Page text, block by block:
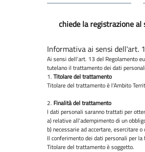
chiede la registrazione al
Informativa ai sensi dell'art.
Ai sensi dell'art. 13 del Regolamento
tutelano il trattamento dei dati
1. Titolare del trattamento
Titolare del trattamento è l'Ambito
2. Finalità del trattamento
I dati personali saranno trattati per
a) relative all'adempimento di un
b) necessarie ad accertare, esercitare
Il conferimento dei dati personali per
Titolare del trattamento è soggetto.